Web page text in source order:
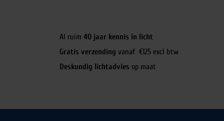
Al ruim 40 jaar kennis in licht
Gratis verzending vanaf €125 excl btw
Deskundig lichtadvies op maat